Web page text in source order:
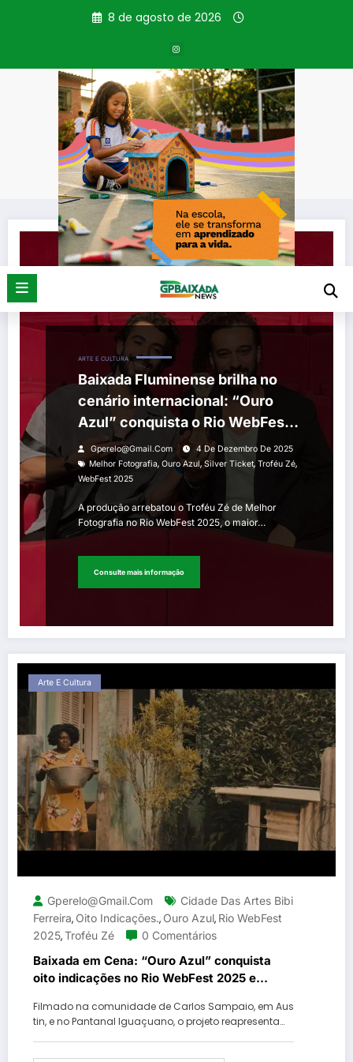
8 de agosto de 2026
Tag: Ouro Azul
Página inicial Ouro Azul
ARTE E CULTURA
Baixada Fluminense brilha no
cenário internacional: “Ouro
Azul” conquista o Rio WebFest
2025 e o Silver Ticket para
Cusco
Gperelo@gmail.com
4 De Dezembro De 2025
Melhor Fotografia, Ouro Azul, Silver Ticket,Troféu Zé,
WebFest 2025
A produção arrebatou o Troféu Zé de Melhor
Fotografia no Rio WebFest 2025, o maior…
Consulte mais informação
Arte E Cultura
Gperelo@gmail.com
Cidade Das Artes Bibi
Ferreira, Oito Indicações., Ouro Azul, Rio WebFest
2025,Troféu Zé 0 Comentários
Baixada em Cena: “Ouro Azul” conquista
oito indicações no Rio WebFest 2025 e
Filmado na comunidade de Carlos Sampaio, em Aus
tin, e no Pantanal Iguaçuano, o projeto reapresenta…